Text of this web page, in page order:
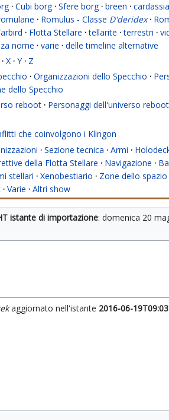
· Cubi borg · Sfere borg · breen ·
· Romulus - Classe D'deridex ·
· Flotta Stellare · tellarite · terrestri ·
nome · varie · delle timeline alternative
· X · Y · Z
· Organizzazioni dello Specchio ·
dello Specchio
reboot · Personaggi dell'universo reboot
che coinvolgono i Klingon
· Sezione tecnica · Armi ·
della Flotta Stellare · Navigazione ·
stellari · Xenobestiario · Zone dello spazio
· Varie · Altri show
istante di importazione: domenica 20
aggiornato nell'istante 2016-06-